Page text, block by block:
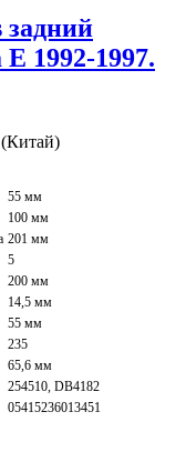
задний
1992-1997.
55 мм
100 мм
201 мм
5
200 мм
14,5 мм
55 мм
235
65,6 мм
254510, DB4182
05415236013451